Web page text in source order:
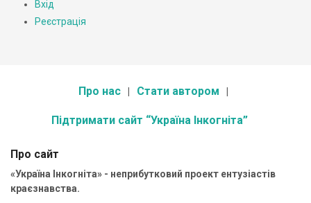
Вхід
Реєстрація
Про нас Стати автором
Підтримати сайт “Україна Інкогніта”
Про сайт
«Україна Інкогніта» - неприбутковий проект ентузіастів
краєзнавства.